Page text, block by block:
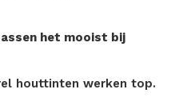
het mooist bij
houttinten werken top.